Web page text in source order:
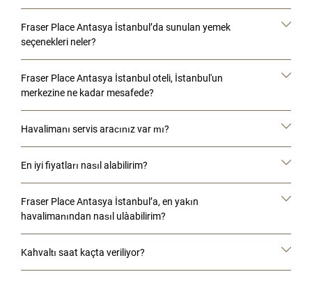
Fraser Place Antasya İstanbul’da sunulan yemek
seçenekleri neler?
Fraser Place Antasya İstanbul oteli, İstanbul'un
merkezine ne kadar mesafede?
Havalimanı servis aracınız var mı?
En iyi fiyatları nasıl alabilirim?
Fraser Place Antasya İstanbul’a, en yakın
havalimanından nasıl ulaşabilirim?
Kahvaltı saat kaçta veriliyor?